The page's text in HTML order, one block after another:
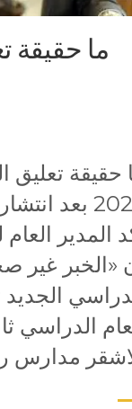
ما حقيقة
2023 بعد
المدير العام
«الخبر غير
الدراسي
مدارس